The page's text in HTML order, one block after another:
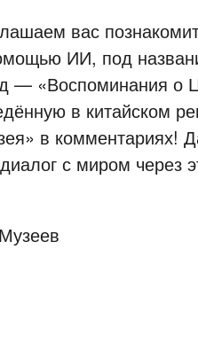
вас
ИИ, под
— «Воспоминания о
в китайском
в комментариях!
с миром через